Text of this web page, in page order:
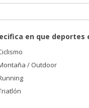
en que
/ Outdoor